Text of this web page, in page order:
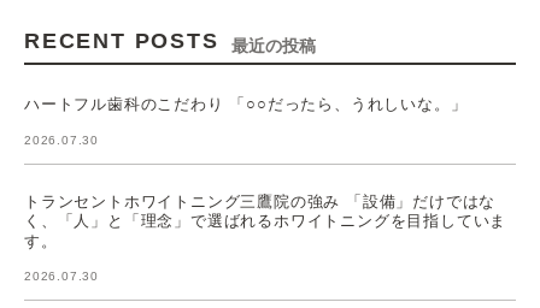
RECENT POSTS 最近の投稿
ハートフル歯科のこだわり 「○○だったら、うれしいな。」
2026.07.30
トランセントホワイトニング三鷹院の強み 「設備」だけではな
く、「人」と「理念」で選ばれるホワイトニングを目指していま
す。
2026.07.30